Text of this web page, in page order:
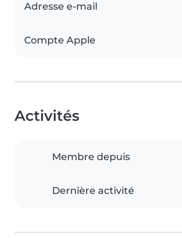
Adresse e-mail
Compte Apple
Activités
Membre depuis
Dernière activité